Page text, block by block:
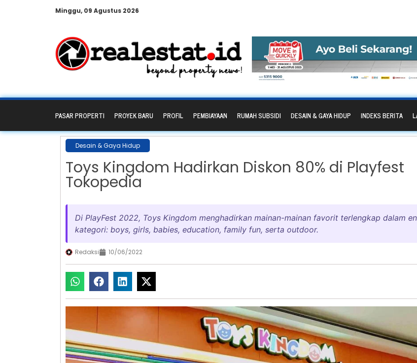
Minggu, 09 Agustus 2026
PASAR PROPERTI PROYEK BARU PROFIL PEMBIAYAAN RUMAH SUBSIDI DESAIN & GAYA HIDUP INDEKS BERITA
Desain & Gaya Hidup
Toys Kingdom Hadirkan Diskon 80% di Playfest
Tokopedia
Di PlayFest 2022, Toys Kingdom menghadirkan mainan-mainan favorit terlengkap dalam
kategori: boys, girls, babies, education, family fun, serta outdoor.
Redaksi 10/06/2022